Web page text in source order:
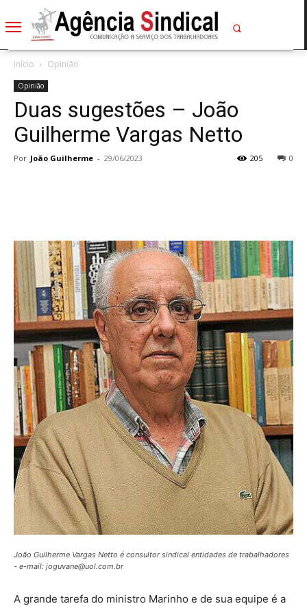
Início Opinião
Opinião
Duas sugestões – João
Guilherme Vargas Netto
Por João Guilherme - 29/06/2023 0
205
João Guilherme Vargas Netto é consultor sindical entidades de trabalhadores
- e-mail: joguvane@uol.com.br
A grande tarefa do ministro Marinho e de sua equipe é a